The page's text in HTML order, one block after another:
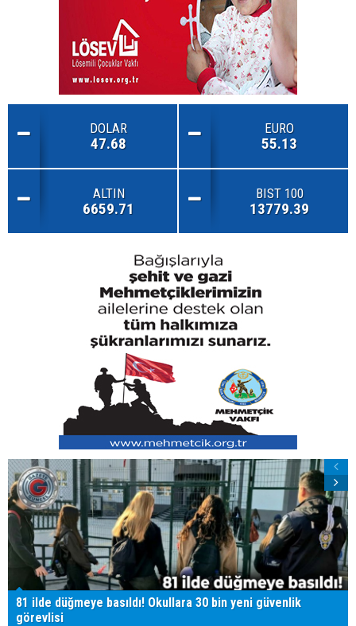
DOLAR
47.68
EURO
55.13
ALTIN
6659.71
BIST 100
13779.39
81 ilde düğmeye basıldı! Okullara 30 bin yeni güvenlik
görevlisi